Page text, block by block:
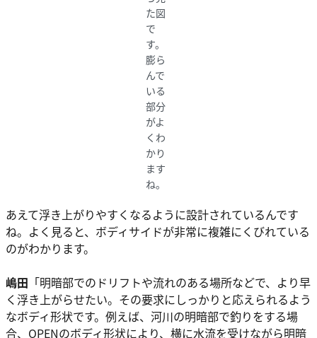
た図
で
す。
膨ら
んで
いる
部分
がよ
くわ
かり
ます
ね。
あえて浮き上がりやすくなるように設計されているんです
ね。よく見ると、ボディサイドが非常に複雑にくびれている
のがわかります。
嶋田 「明暗部でのドリフトや流れのある場所などで、より早
く浮き上がらせたい。その要求にしっかりと応えられるよう
なボディ形状です。例えば、河川の明暗部で釣りをする場
合、QPENのボディ形状により、横に水流を受けながら明暗